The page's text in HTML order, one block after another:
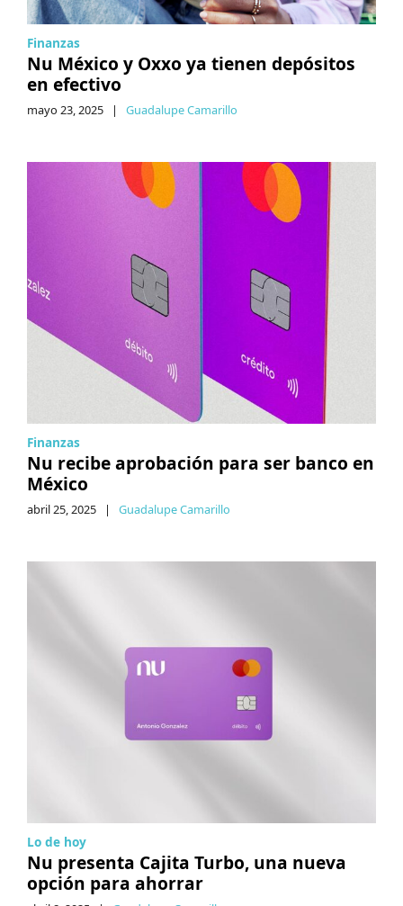
Finanzas
Nu México y Oxxo ya tienen depósitos
en efectivo
mayo 23, 2025 | Guadalupe Camarillo
Finanzas
Nu recibe aprobación para ser banco en
México
abril 25, 2025 | Guadalupe Camarillo
Lo de hoy
Nu presenta Cajita Turbo, una nueva
opción para ahorrar